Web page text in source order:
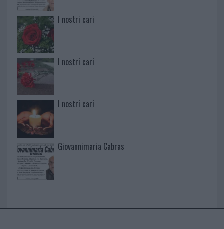
I nostri cari
I nostri cari
I nostri cari
Giovannimaria Cabras